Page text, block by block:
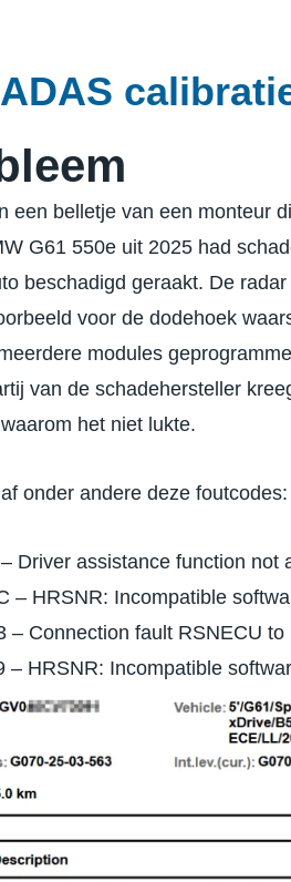
een belletje van een monteur
G61 550e uit 2025 had
beschadigd geraakt. De
voor de dodehoek
modules
van de schadehersteller
het niet lukte.
onder andere deze foutcodes:
Driver assistance function not
– HRSNR: Incompatible
– Connection fault RSNECU to
– HRSNR: Incompatible